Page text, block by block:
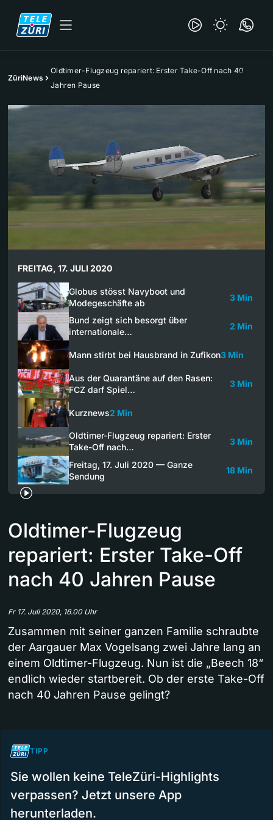
ZüriNews
Oldtimer-Flugzeug repariert: Erster Take-Off nach 40
Jahren Pause
FREITAG, 17. JULI 2020
Globus stösst Navyboot und
Modegeschäfte ab
3 Min
Bund zeigt sich besorgt über
internationale…
2 Min
Mann stirbt bei Hausbrand in Zufikon3 Min
Aus der Quarantäne auf den Rasen:
FCZ darf Spiel…
3 Min
Kurznews2 Min
Oldtimer-Flugzeug repariert: Erster
Take-Off nach…
3 Min
Freitag, 17. Juli 2020 — Ganze
Sendung
18 Min
Oldtimer-Flugzeug
repariert: Erster Take-Off
nach 40 Jahren Pause
Fr 17. Juli 2020, 16.00 Uhr
Zusammen mit seiner ganzen Familie schraubte
der Aargauer Max Vogelsang zwei Jahre lang an
einem Oldtimer-Flugzeug. Nun ist die „Beech 18“
endlich wieder startbereit. Ob der erste Take-Off
nach 40 Jahren Pause gelingt?
TIPP
Sie wollen keine TeleZüri-Highlights
verpassen? Jetzt unsere App
herunterladen.